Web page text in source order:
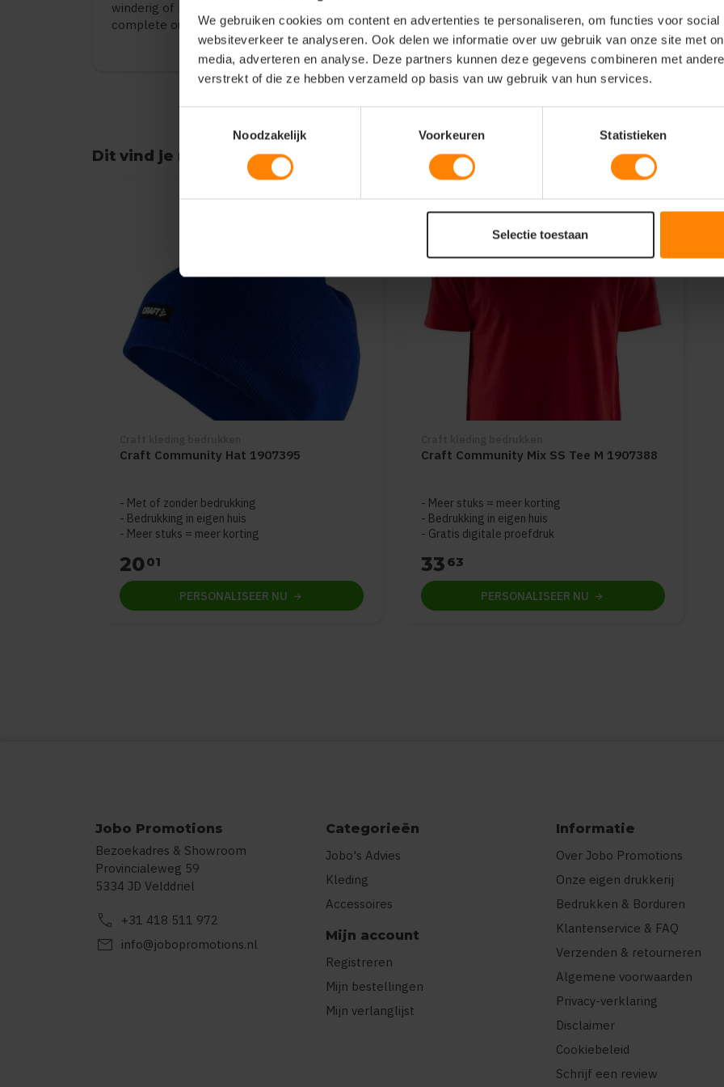
We gebruiken cookies om content en advertenties te personaliseren, om functies voor
websiteverkeer te analyseren. Ook delen we informatie over uw gebruik van onze site met
media, adverteren en analyse. Deze partners kunnen deze gegevens combineren met
verstrekt of die ze hebben verzameld op basis van uw gebruik van hun services.
Noodzakelijk
Voorkeuren Statistieken
Selectie toestaan
winderig of koel weer. Combineer met trainingsbroek of sportlegging voor een
complete outfit.
Dit vind je misschien ook leuk
Items van productcarrousel
Craft Community Hat 1907395
Met of zonder bedrukking
Bedrukking in eigen huis
Meer stuks = meer korting
2001
PERSONALISEER NU
Craft Community Mix SS Tee M 1907388
Meer stuks = meer korting
Bedrukking in eigen huis
Gratis digitale proefdruk
33 63
PERSONALISEER NU
Jobo Promotions
Bezoekadres & Showroom
Provincialeweg 59
5334 JD Velddriel
call +31 418 511 972
mail info@jobopromotions.nl
Categorieën
Jobo's Advies
Kleding
Accessoires
Mijn account
Registreren
Mijn bestellingen
Mijn verlanglijst
Informatie
Over Jobo Promotions
Onze eigen drukkerij
Bedrukken & Borduren
Klantenservice & FAQ
Verzenden & retourneren
Algemene voorwaarden
Privacy-verklaring
Disclaimer
Cookiebeleid
Schrijf een review